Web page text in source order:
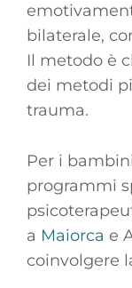
bilaterale,
Il metodo è
dei metodi
trauma.
Per i
programmi
a Maiorca e
coinvolgere